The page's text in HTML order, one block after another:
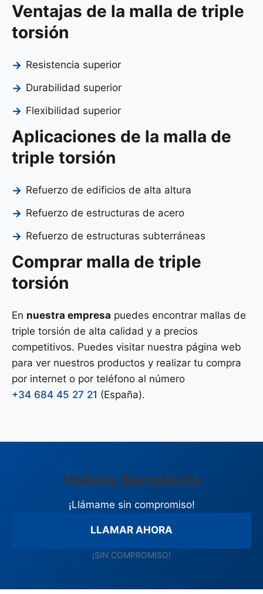
Ventajas de la malla de triple
torsión
Resistencia superior
Durabilidad superior
Flexibilidad superior
Aplicaciones de la malla de
triple torsión
Refuerzo de edificios de alta altura
Refuerzo de estructuras de acero
Refuerzo de estructuras subterráneas
Comprar malla de triple
torsión
En nuestra empresa puedes encontrar mallas de
triple torsión de alta calidad y a precios
competitivos. Puedes visitar nuestra página web
para ver nuestros productos y realizar tu compra
por internet o por teléfono al número
+34 684 45 27 21 (España).
Vallado Benalauría
¡Llámame sin compromiso!
LLAMAR AHORA
¡SIN COMPROMISO!